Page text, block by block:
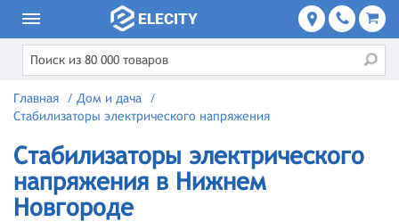
Главная / Дом и дача
/
Стабилизаторы электрического напряжения
Стабилизаторы электрического
напряжения в Нижнем
Новгороде